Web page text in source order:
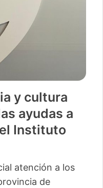
y cultura
ayudas a
Instituto
atención a los
de